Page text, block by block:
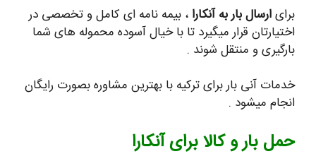
برایارسال بار به آنکارا ، بیمه نامه ای کامل و تخصصی در
اختیارتان قرار میگیرد تا با خیال آسوده محموله های شما
بارگیری و منتقل شوند .
خدمات آنی بار برای ترکیه با بهترین مشاوره بصورت رایگان
انجام میشود .
حمل بار و کالا برای آنکارا